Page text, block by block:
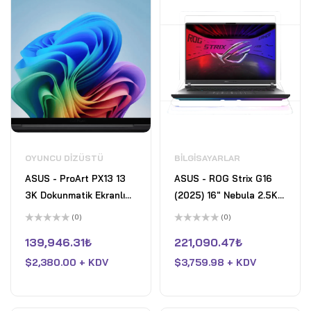
OYUNCU DIZÜSTÜ
ASUS - ProArt PX13 13
3K Dokunmatik Ekranlı
Dizüstü Bilgisayar -
Ryzen AI 9 HX 370 -
32GB Bellek - RTX 4050
üzerinden
0
aldı
(0)
139,946.31₺
$2,380.00 + KDV
BILGISAYARLAR
ASUS - ROG Strix G16
(2025) 16" Nebula 2.5K
240Hz Gaming Laptop-
275HX- 32GB DDR5-
GeForce RTX 5070- 2TB
üzerinden
0
aldı
(0)
221,090.47₺
$3,759.98 + KDV